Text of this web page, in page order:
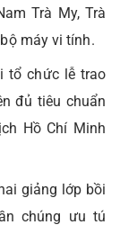
Trà My, Trà
máy vi tính.
tổ chức lễ trao
đủ tiêu chuẩn
Hồ Chí Minh
giảng lớp bồi
chúng ưu tú